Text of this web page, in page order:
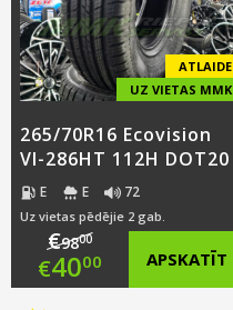
ATLAIDE
UZ VIETAS MMK
265/70R16 Ecovision
VI-286HT 112H DOT20
E E 72
Uz vietas pēdējie 2 gab.
€9800
Original
€4000 APSKATĪT